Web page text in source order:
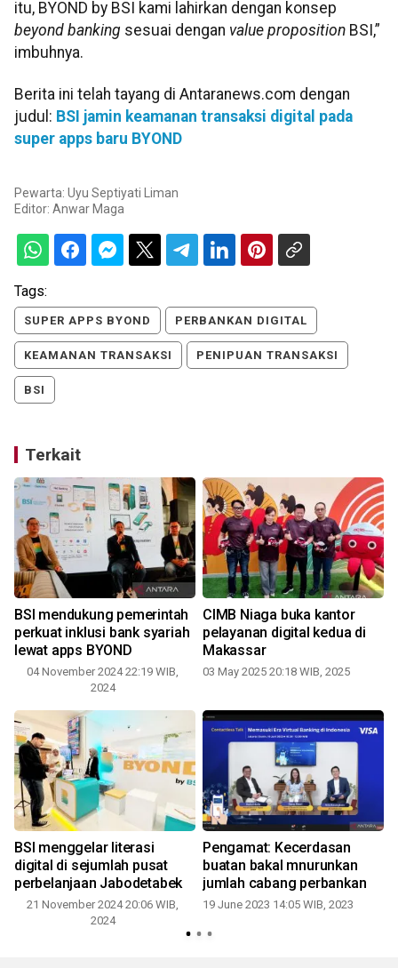
itu, BYOND by BSI kami lahirkan dengan konsep
beyond banking sesuai dengan value proposition BSI,”
imbuhnya.
Berita ini telah tayang di Antaranews.com dengan
judul: BSI jamin keamanan transaksi digital pada
super apps baru BYOND
Pewarta: Uyu Septiyati Liman
Editor: Anwar Maga
Tags:
SUPER APPS BYOND PERBANKAN DIGITAL
KEAMANAN TRANSAKSI PENIPUAN TRANSAKSI
BSI
Terkait
BSI mendukung pemerintah
perkuat inklusi bank syariah
lewat apps BYOND
04 November 2024 22:19 WIB,
2024
CIMB Niaga buka kantor
pelayanan digital kedua di
Makassar
03 May 2025 20:18 WIB, 2025
BSI menggelar literasi
digital di sejumlah pusat
perbelanjaan Jabodetabek
21 November 2024 20:06 WIB,
2024
Pengamat: Kecerdasan
buatan bakal mnurunkan
jumlah cabang perbankan
19 June 2023 14:05 WIB, 2023